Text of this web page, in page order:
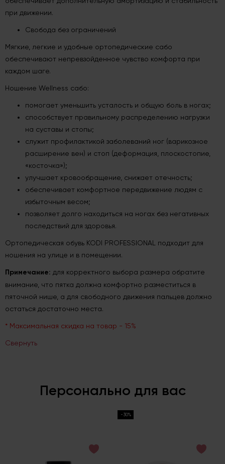
при движении.
Свобода без ограничений
Мягкие, легкие и удобные ортопедические сабо
обеспечивают непревзойденное чувство комфорта при
каждом шаге.
Ношение Wellness сабо:
помогает уменьшить усталость и общую боль в ногах;
способствует правильному распределению нагрузки
на суставы и стопы;
служит профилактикой заболеваний ног (варикозное
расширение вен) и стоп (деформация, плоскостопие,
«косточка»);
улучшает кровообращение, снижает отечность;
обеспечивает комфортное передвижение людям с
избыточным весом;
позволяет долго находиться на ногах без негативных
последствий для здоровья.
Ортопедическая обувь KODI PROFESSIONAL подходит для
ношения на улице и в помещении.
Примечание: для корректного выбора размера обратите
внимание, что пятка должна комфортно разместиться в
пяточной нише, а для свободного движения пальцев должно
остаться достаточно места.
* Максимальная скидка на товар - 15%
Свернуть
Персонально для вас
-30%